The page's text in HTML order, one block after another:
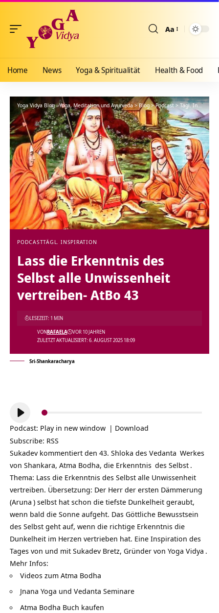
Aa
Home News Yoga & Spiritualität Health & Food
Yoga Vidya Blog - Yoga, Meditation und Ayurveda>Blog>Podcast>Tägl. Inspiration
PODCASTTÄGL. INSPIRATION
Lass die Erkenntnis des
Selbst alle Unwissenheit
vertreiben- AtBo 43
ZULETZT AKTUALISIERT: 6. AUGUST 2025 18:09
VONRAFAELA VOR 10 JAHREN
LESEZEIT: 1 MIN
Sri-Shankaracharya
Audio-
Player
Podcast: Play in new window | Download
Subscribe: RSS
Sukadev kommentiert den 43. Shloka des Vedanta Werkes
von Shankara, Atma Bodha, die Erkenntnis des Selbst .
Thema: Lass die Erkenntnis des Selbst alle Unwissenheit
vertreiben. Übersetzung: Der Herr der ersten Dämmerung
(Aruna ) selbst hat schon die tiefste Dunkelheit geraubt,
wenn bald die Sonne aufgeht. Das Göttliche Bewusstsein
des Selbst geht auf, wenn die richtige Erkenntnis die
Dunkelheit im Herzen vertrieben hat. Eine Inspiration des
Tages von und mit Sukadev Bretz, Gründer von Yoga Vidya .
Mehr Infos:
Videos zum Atma Bodha
Jnana Yoga und Vedanta Seminare
Atma Bodha Buch kaufen